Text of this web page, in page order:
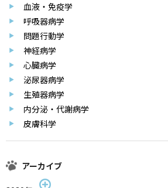
血液・免疫学
呼吸器病学
問題行動学
神経病学
心臓病学
泌尿器病学
生殖器病学
内分泌・代謝病学
皮膚科学
アーカイブ